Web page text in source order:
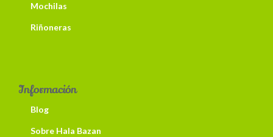
Mochilas
Riñoneras
Información
Blog
Sobre Hala Bazan